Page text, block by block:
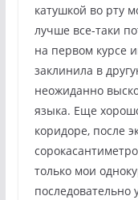
катушкой во рту
лучше все-таки
на первом курсе
заклинила в
неожиданно
языка. Еще
коридоре, после
только мои
последовательно